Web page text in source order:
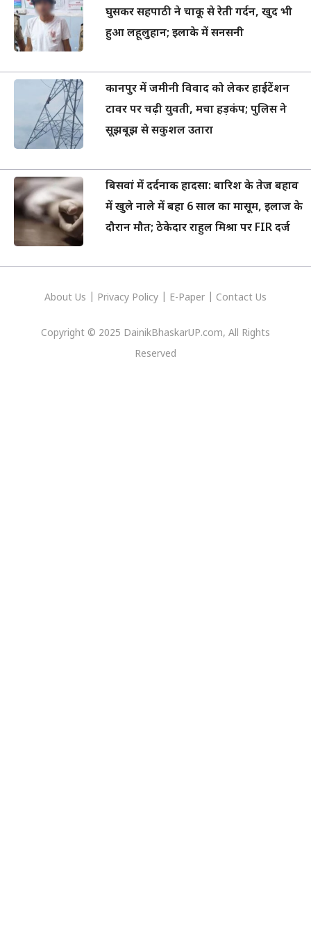
घुसकर सहपाठी ने चाकू से रेती गर्दन, खुद भी
हुआ लहूलुहान; इलाके में सनसनी
कानपुर में जमीनी विवाद को लेकर हाईटेंशन
टावर पर चढ़ी युवती, मचा हड़कंप; पुलिस ने
सूझबूझ से सकुशल उतारा
बिसवां में दर्दनाक हादसा: बारिश के तेज बहाव
में खुले नाले में बहा 6 साल का मासूम, इलाज के
दौरान मौत; ठेकेदार राहुल मिश्रा पर FIR दर्ज
About Us Privacy Policy E-Paper Contact Us
Copyright © 2025 DainikBhaskarUP.com, All Rights
Reserved